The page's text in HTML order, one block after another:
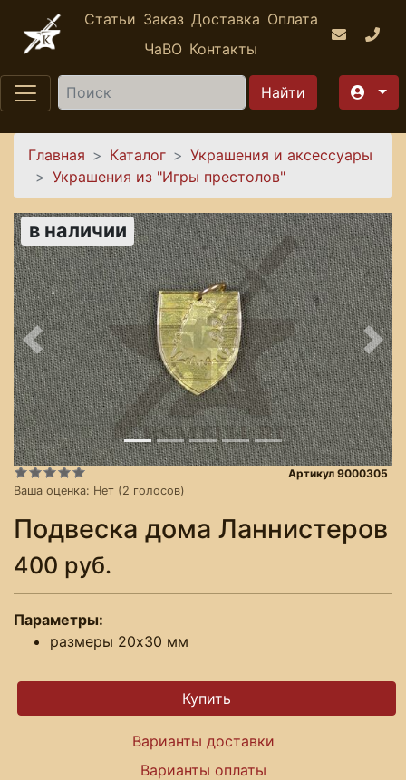
Перейти к основному содержанию
Статьи Заказ Доставка Оплата
ЧаВО Контакты
Найти
Вы здесь
Главная Каталог
Украшения и аксессуары
Украшения из "Игры престолов"
в наличии
Предыдущее
Ваша оценка: Нет (2 голосов)
Артикул 9000305
Подвеска дома Ланнистеров
400 руб.
Параметры:
размеры 20х30 мм
Варианты доставки
Варианты оплаты